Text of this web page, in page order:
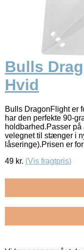
Bulls
Hvid
Bulls DragonFlight er
har den perfekte 90-
holdbarhed.Passer
velegnet til stænger i
låseringe).Prisen er
49 kr. (Vis fragtpris)